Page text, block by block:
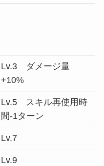
Lv.3 ダメージ量
+10%
Lv.5 スキル再使用時
間-1ターン
Lv.7
Lv.9